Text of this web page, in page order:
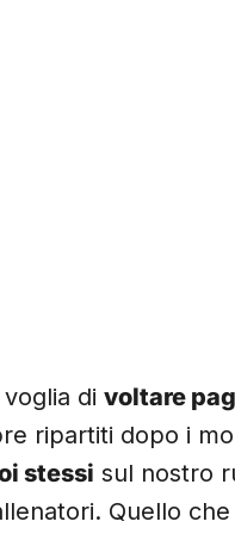
di voltare
ripartiti dopo i
stessi sul nostro
Quello